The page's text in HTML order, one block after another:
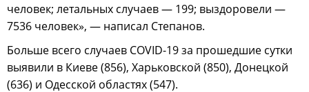
человек; летальных случаев — 199; выздоровели —
7536 человек», — написал Степанов.
Больше всего случаев COVID-19 за прошедшие сутки
выявили в Киеве (856), Харьковской (850), Донецкой
(636) и Одесской областях (547).